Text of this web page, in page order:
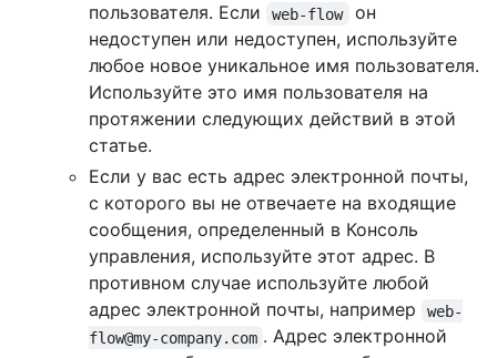
пользователя. Если
web-flow
он
недоступен или недоступен, используйте
любое новое уникальное имя пользователя.
Используйте это имя пользователя на
протяжении следующих действий в этой
статье.
Если у вас есть адрес электронной почты,
с которого вы не отвечаете на входящие
сообщения, определенный в Консоль
управления, используйте этот адрес. В
противном случае используйте любой
адрес электронной почты, например
web-
flow@my-company.com . Адрес электронной